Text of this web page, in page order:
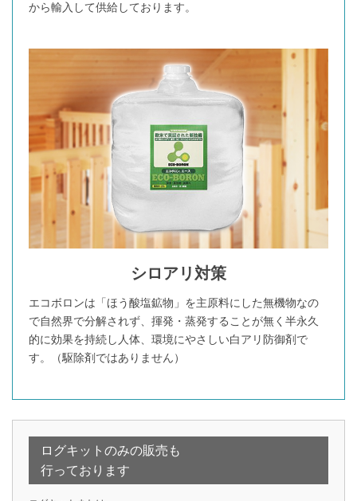
から輸入して供給しております。
シロアリ対策
エコボロンは「ほう酸塩鉱物」を主原料にした無機物なの
で自然界で分解されず、揮発・蒸発することが無く半永久
的に効果を持続し人体、環境にやさしい白アリ防御剤で
す。（駆除剤ではありません）
ログキットのみの販売も
行っております